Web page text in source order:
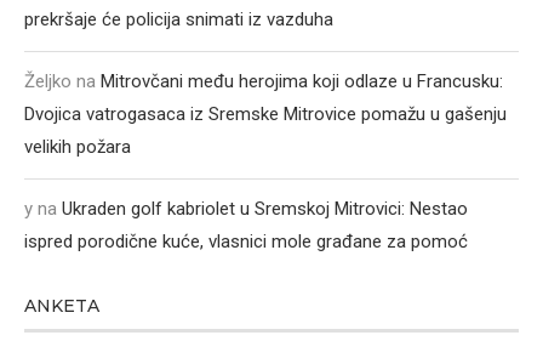
prekršaje će policija snimati iz vazduha
Željko na Mitrovčani među herojima koji odlaze u Francusku:
Dvojica vatrogasaca iz Sremske Mitrovice pomažu u gašenju
velikih požara
y na Ukraden golf kabriolet u Sremskoj Mitrovici: Nestao
ispred porodične kuće, vlasnici mole građane za pomoć
ANKETA